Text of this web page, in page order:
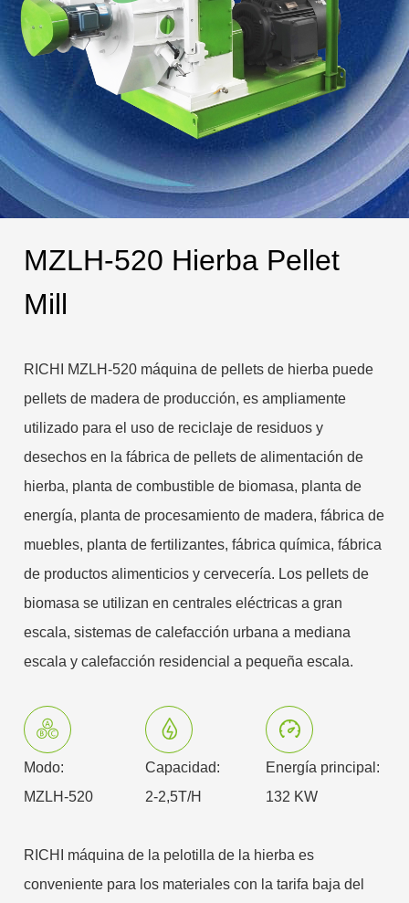
MZLH-520 Hierba Pellet
Mill
RICHI MZLH-520 máquina de pellets de hierba puede
pellets de madera de producción, es ampliamente
utilizado para el uso de reciclaje de residuos y
desechos en la fábrica de pellets de alimentación de
hierba, planta de combustible de biomasa, planta de
energía, planta de procesamiento de madera, fábrica de
muebles, planta de fertilizantes, fábrica química, fábrica
de productos alimenticios y cervecería. Los pellets de
biomasa se utilizan en centrales eléctricas a gran
escala, sistemas de calefacción urbana a mediana
escala y calefacción residencial a pequeña escala.
Modo:
MZLH-520
Capacidad:
2-2,5T/H
Energía principal:
132 KW
RICHI máquina de la pelotilla de la hierba es
conveniente para los materiales con la tarifa baja del